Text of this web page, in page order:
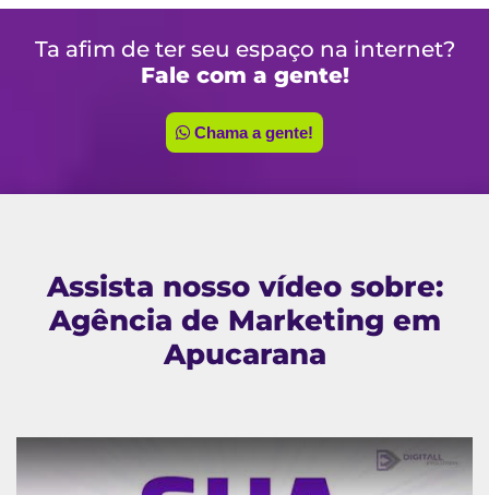
Ta afim de ter seu espaço na internet?
Fale com a gente!
Chama a gente!
Assista nosso vídeo sobre:
Agência de Marketing em
Apucarana